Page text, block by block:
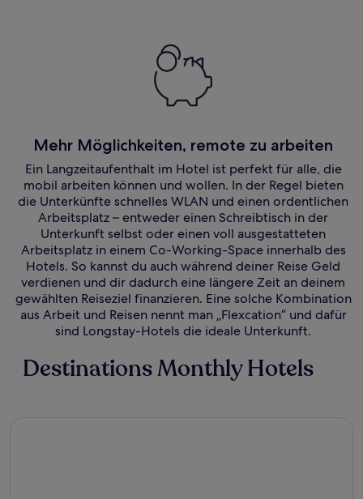
Mehr Möglichkeiten, remote zu arbeiten
Ein Langzeitaufenthalt im Hotel ist perfekt für alle, die
mobil arbeiten können und wollen. In der Regel bieten
die Unterkünfte schnelles WLAN und einen ordentlichen
Arbeitsplatz – entweder einen Schreibtisch in der
Unterkunft selbst oder einen voll ausgestatteten
Arbeitsplatz in einem Co-Working-Space innerhalb des
Hotels. So kannst du auch während deiner Reise Geld
verdienen und dir dadurch eine längere Zeit an deinem
gewählten Reiseziel finanzieren. Eine solche Kombination
aus Arbeit und Reisen nennt man „Flexcation“ und dafür
sind Longstay-Hotels die ideale Unterkunft.
Destinations Monthly Hotels